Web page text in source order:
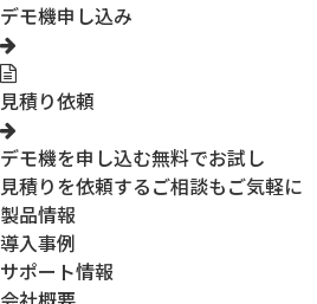
デモ機申し込み
見積り依頼
デモ機を申し込む無料でお試し
見積りを依頼するご相談もご気軽に
製品情報
導入事例
サポート情報